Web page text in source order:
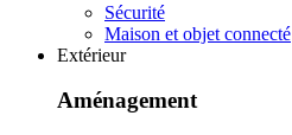
Sécurité
Maison et objet connecté
Extérieur
Aménagement